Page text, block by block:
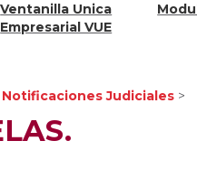
Modulo
Notificaciones Judiciales >